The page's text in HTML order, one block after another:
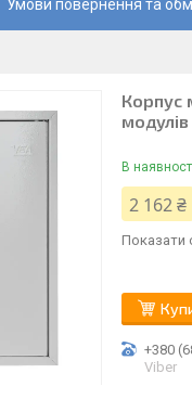
Умови повернення та
Корпус
модулів
В
2 162 ₴
Показати
+380
Viber